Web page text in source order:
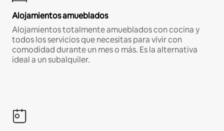
Alojamientos amueblados
Alojamientos totalmente amueblados con cocina y
todos los servicios que necesitas para vivir con
comodidad durante un mes o más. Es la alternativa
ideal a un subalquiler.